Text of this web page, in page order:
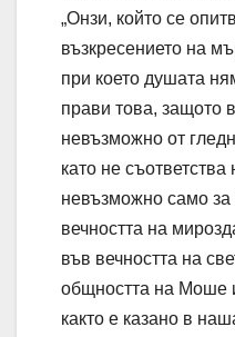
„Онзи, който се
възкресението на
при което душата
прави това, защото
невъзможно от
като не
невъзможно само за
вечността на
във вечността на
общността на Моше
както е казано в